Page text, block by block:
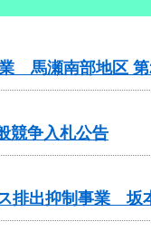
馬瀬南部地区
競争入札公告
排出抑制事業